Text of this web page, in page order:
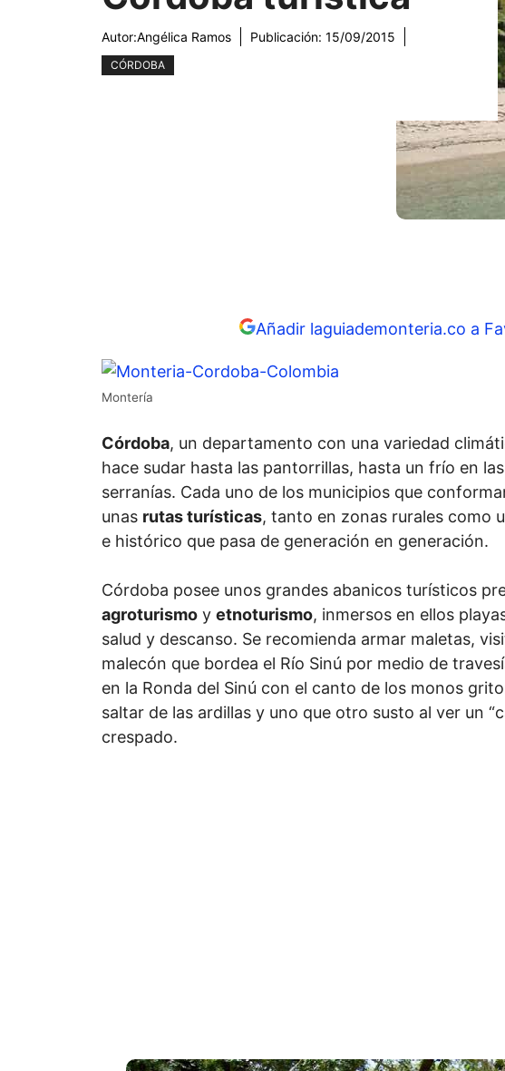
Autor:Angélica Ramos Publicación: 15/09/2015
CÓRDOBA
Añadir laguiademonteria.co a
Montería
Córdoba, un departamento con una variedad
hace sudar hasta las pantorrillas, hasta un frío en
serranías. Cada uno de los municipios que
unas rutas turísticas, tanto en zonas rurales como
e histórico que pasa de generación en generación.
Córdoba posee unos grandes abanicos turísticos
agroturismo y etnoturismo, inmersos en ellos
salud y descanso. Se recomienda armar maletas,
malecón que bordea el Río Sinú por medio de
en la Ronda del Sinú con el canto de los monos
saltar de las ardillas y uno que otro susto al ver un
crespado.